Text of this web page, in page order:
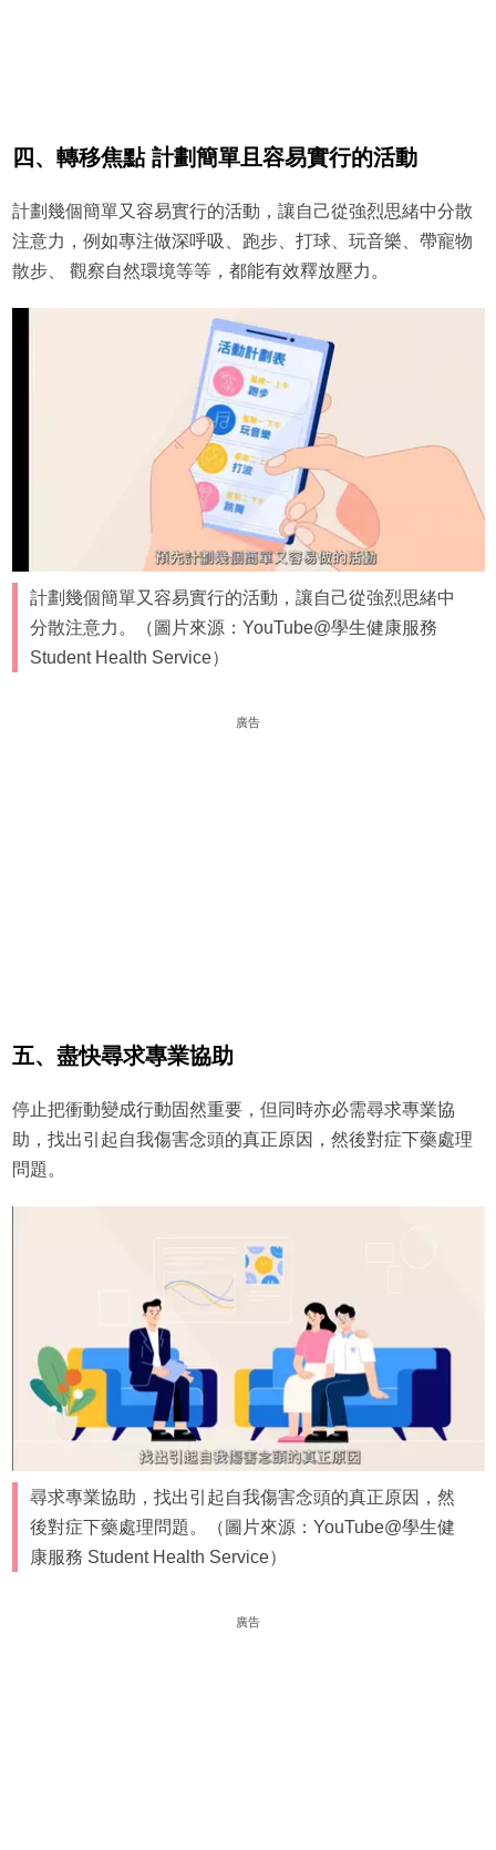
四、轉移焦點 計劃簡單且容易實行的活動
計劃幾個簡單又容易實行的活動，讓自己從強烈思緒中分散
注意力，例如專注做深呼吸、跑步、打球、玩音樂、帶寵物
散步、 觀察自然環境等等，都能有效釋放壓力。
計劃幾個簡單又容易實行的活動，讓自己從強烈思緒中
分散注意力。（圖片來源：YouTube@學生健康服務
Student Health Service）
廣告
五、盡快尋求專業協助
停止把衝動變成行動固然重要，但同時亦必需尋求專業協
助，找出引起自我傷害念頭的真正原因，然後對症下藥處理
問題。
尋求專業協助，找出引起自我傷害念頭的真正原因，然
後對症下藥處理問題。（圖片來源：YouTube@學生健
康服務 Student Health Service）
廣告